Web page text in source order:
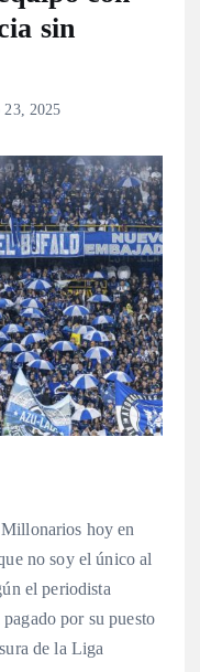
sin
2025
hoy en
no soy el único al
el periodista
por su puesto
de la Liga